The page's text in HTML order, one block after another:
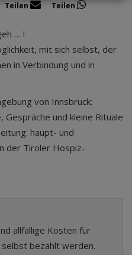
Teilen Teilen
… !
mit sich selbst, der
in Verbindung und in
von Innsbruck:
und kleine Rituale
haupt- und
der Tiroler Hospiz-
allfällige Kosten für
bezahlt werden.